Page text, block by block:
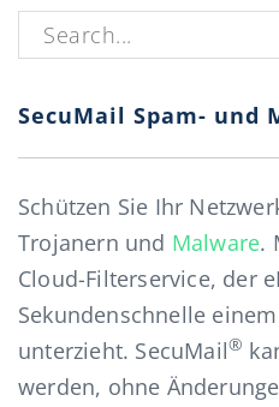
Suchen nach:
SecuMail Spam- und
Schützen Sie Ihr
Trojanern und Malware.
Cloud-Filterservice, der
Sekundenschnelle
unterzieht. SecuMail®
werden, ohne